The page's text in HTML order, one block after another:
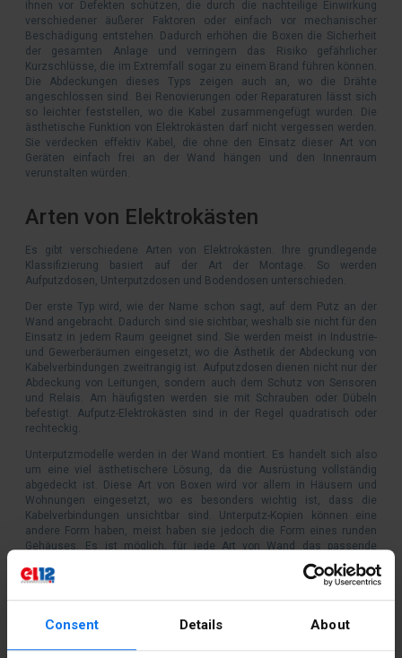
Consent Details About
ihnen vor Defekten schützen, die durch die nachteilige Einwirkung
verschiedener äußerer Faktoren oder einfach vor mechanischer
Beschädigung entstehen. Dadurch erhöhen die Boxen die Sicherheit
der gesamten Anlage und verringern das Risiko gefährlicher
Kurzschlüsse, die im Extremfall sogar zu einem Brand führen können.
Die Abdeckungen dieses Typs zeigen auch an, wo die Drähte
angeschlossen sind. Bei Renovierungen oder Reparaturen lässt sich
so leichter feststellen, wo die Kabel zusammengefügt wurden. Die
ästhetische Funktion von Elektrokästen darf nicht vergessen werden.
Sie verdecken effektiv Kabel, die ohne den Einsatz dieser Art von
Geräten einfach frei an der Wand hängen und den Innenraum
verunstalten würden.
Arten von Elektrokästen
Es gibt verschiedene Arten von Elektrokästen. Ihre grundlegende
Klassifizierung basiert auf der Art der Montage. So werden
Aufputzdosen, Unterputzdosen und Bodendosen unterschieden.
Der erste Typ wird, wie der Name schon sagt, auf dem Putz an der
Wand angebracht. Dadurch sind sie sichtbar, weshalb sie nicht für den
Einsatz in jedem Raum geeignet sind. Sie werden meist in Industrie-
und Gewerberäumen eingesetzt, wo die Ästhetik der Abdeckung von
Kabelverbindungen zweitrangig ist. Aufputzdosen dienen nicht nur der
Abdeckung von Leitungen, sondern auch dem Schutz von Sensoren
und Relais. Am häufigsten werden sie mit Schrauben oder Dübeln
befestigt. Aufputz-Elektrokästen sind in der Regel quadratisch oder
rechteckig.
Unterputzmodelle werden in der Wand montiert. Es handelt sich also
um eine viel ästhetischere Lösung, da die Ausrüstung vollständig
abgedeckt ist. Diese Art von Boxen wird vor allem in Häusern und
Wohnungen eingesetzt, wo es besonders wichtig ist, dass die
Kabelverbindungen unsichtbar sind. Unterputz-Kopien können eine
andere Form haben, meist haben sie jedoch die Form eines runden
Gehäuses. Es ist möglich, für jede Art von Wand das passende
Kastenmodell auszuwählen, angefangen bei
Mauerwerkskonstruktionen bis hin zu Pappe und Gips.
Der dritte Typ sind Bodenschaltkästen. Aus technischer Sicht
unterscheiden sie sich kaum von Aufputz- und Unterputzmodellen.
Diese Artikel sind so konzipiert, dass sie für den Einbau im Boden
geeignet sind. Diese Lösung wird am häufigsten in Büroräumen